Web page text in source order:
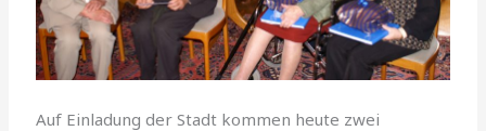
Auf Einladung der Stadt kommen heute zwei